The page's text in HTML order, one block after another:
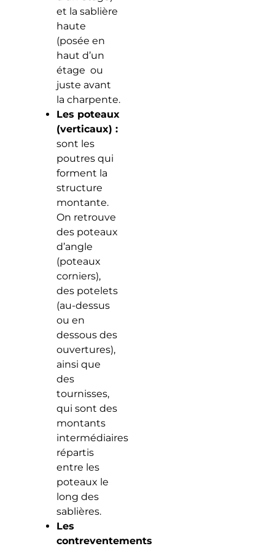
et la sablière
haute
(posée en
haut d’un
étage ou
juste avant
la charpente.
Les poteaux
(verticaux) :
sont les
poutres qui
forment la
structure
montante.
On retrouve
des poteaux
d’angle
(poteaux
corniers),
des potelets
(au-dessus
ou en
dessous des
ouvertures),
ainsi que
des
tournisses,
qui sont des
montants
intermédiaires
répartis
entre les
poteaux le
long des
sablières.
Les
contreventements